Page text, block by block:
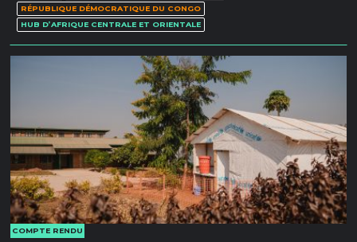
RÉPUBLIQUE DÉMOCRATIQUE DU CONGO
HUB D’AFRIQUE CENTRALE ET ORIENTALE
COMPTE RENDU